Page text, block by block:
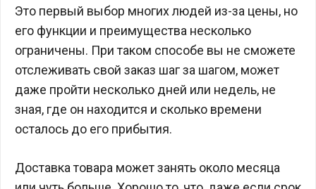
Это первый выбор многих людей из-за цены, но
его функции и преимущества несколько
ограничены. При таком способе вы не сможете
отслеживать свой заказ шаг за шагом, может
даже пройти несколько дней или недель, не
зная, где он находится и сколько времени
осталось до его прибытия.
Доставка товара может занять около месяца